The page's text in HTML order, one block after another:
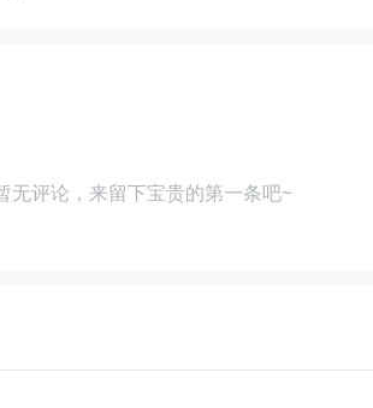
无评论，来留下宝贵的第一条吧~